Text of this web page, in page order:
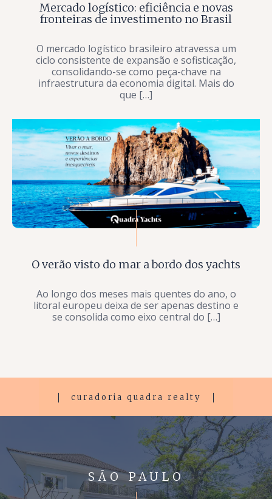
Mercado logístico: eficiência e novas
fronteiras de investimento no Brasil
O mercado logístico brasileiro atravessa um
ciclo consistente de expansão e sofisticação,
consolidando-se como peça-chave na
infraestrutura da economia digital. Mais do
que […]
O verão visto do mar a bordo dos yachts
Ao longo dos meses mais quentes do ano, o
litoral europeu deixa de ser apenas destino e
se consolida como eixo central do […]
curadoria quadra realty
SÃO PAULO